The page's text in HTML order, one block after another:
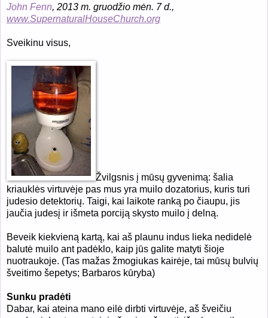
John Fenn, 2013 m. gruodžio mėn. 7d.,
www.SupernaturalHouseChurch.org
Sveikinu visus,
Žvilgsnis į mūsų gyvenimą: šalia
kriauklės virtuvėje pas mus yra muilo dozatorius, kuris turi
judesio detektorių. Taigi, kai laikote ranką po čiaupu, jis
jaučia judesį ir išmeta porciją skysto muilo į delną.
Beveik kiekvieną kartą, kai aš plaunu indus lieka nedidelė
balutė muilo ant padėklo, kaip jūs galite matyti šioje
nuotraukoje. (Tas mažas žmogiukas kairėje, tai mūsų bulvių
šveitimo šepetys; Barbaros kūryba)
Sunku pradėti
Dabar, kai ateina mano eilė dirbti virtuvėje, aš šveičiu